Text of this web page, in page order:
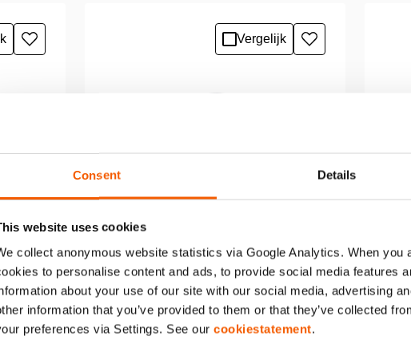
Consent Details
website uses cookies
collect anonymous website statistics via Google Analytics. When
to personalise content and ads, to provide social media features
about your use of our site with our social media, advertising
information that you’ve provided to them or that they’ve collected
preferences via Settings. See our cookiestatement.
Toevoegen
aan
Vergelijk
Toevoegen
aan
Stapelring SR80/28-100